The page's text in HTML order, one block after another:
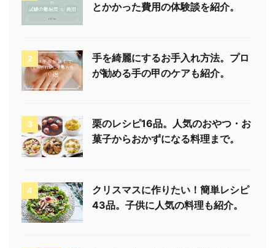
とかかった費用の体験談を紹介。
2
手を綺麗にするお手入れ方法。プロ
が勧める手の甲のケアも紹介。
3
栗のレシピ16品。人気のおやつ・お
菓子からおかずになる料理まで。
4
クリスマスに作りたい！簡単レシピ
43品。子供に人気の料理も紹介。